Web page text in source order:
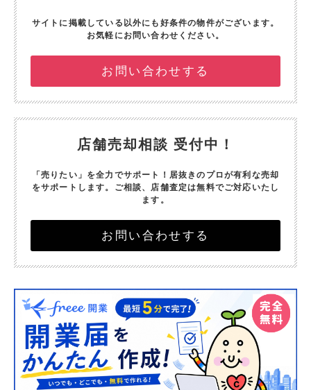
サイトに掲載している以外にも好条件の物件がございます。
お気軽にお問い合わせください。
お問い合わせする
店舗売却相談 受付中！
「売りたい」を全力でサポート！ 居抜きのプロが有利な売却
をサポートします。 ご相談、店舗査定は無料でご対応いたし
ます。
お問い合わせする